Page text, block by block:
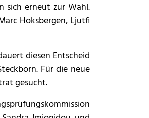
sich erneut zur Wahl.
Hoksbergen, Ljutfi
diesen Entscheid
Für die neue
gesucht.